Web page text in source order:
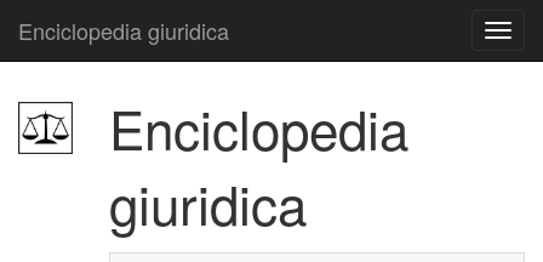
Enciclopedia giuridica
Enciclopedia
giuridica